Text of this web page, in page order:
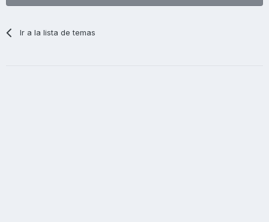
Ir a la lista de temas